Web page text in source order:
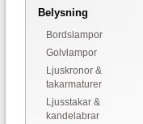
Belysning
Bordslampor
Golvlampor
Ljuskronor &
takarmaturer
Ljusstakar &
kandelabrar